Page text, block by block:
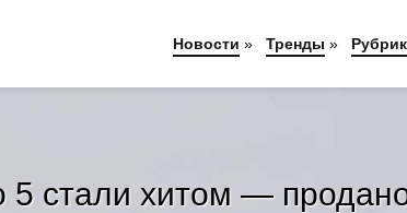
стали хитом —
Новости » Тренды »